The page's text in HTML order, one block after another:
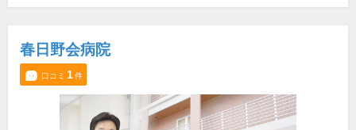
春日野会病院
口コミ 1件